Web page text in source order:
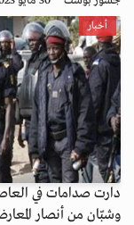
أخبار
دارت صدامات في
وشبّان من أنصار